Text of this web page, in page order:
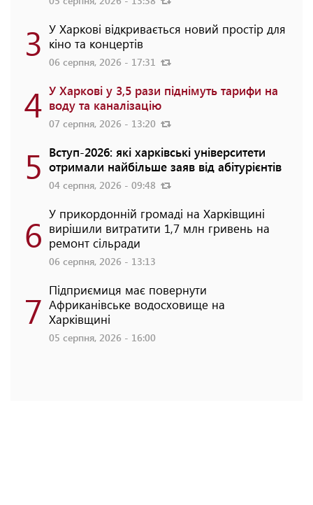
3 У Харкові відкривається новий простір для
кіно та концертів
06 серпня, 2026 - 17:31
4 У Харкові у 3,5 рази піднімуть тарифи на
воду та каналізацію
07 серпня, 2026 - 13:20
5 Вступ-2026: які харківські університети
отримали найбільше заяв від абітурієнтів
04 серпня, 2026 - 09:48
6 У прикордонній громаді на Харківщині
вирішили витратити 1,7 млн гривень на
ремонт сільради
06 серпня, 2026 - 13:13
7 Підприємиця має повернути
Африканівське водосховище на
Харківщині
05 серпня, 2026 - 16:00